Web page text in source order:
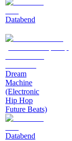
Databend
Dream
Machine
(Electronic
Hip Hop
Future Beats)
Databend